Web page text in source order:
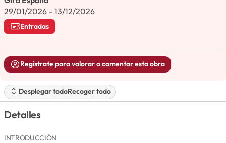
29/01/2026 – 13/12/2026
Entradas
Regístrate para valorar o comentar esta obra
Desplegar todoRecoger todo
Detalles
INTRODUCCIÓN